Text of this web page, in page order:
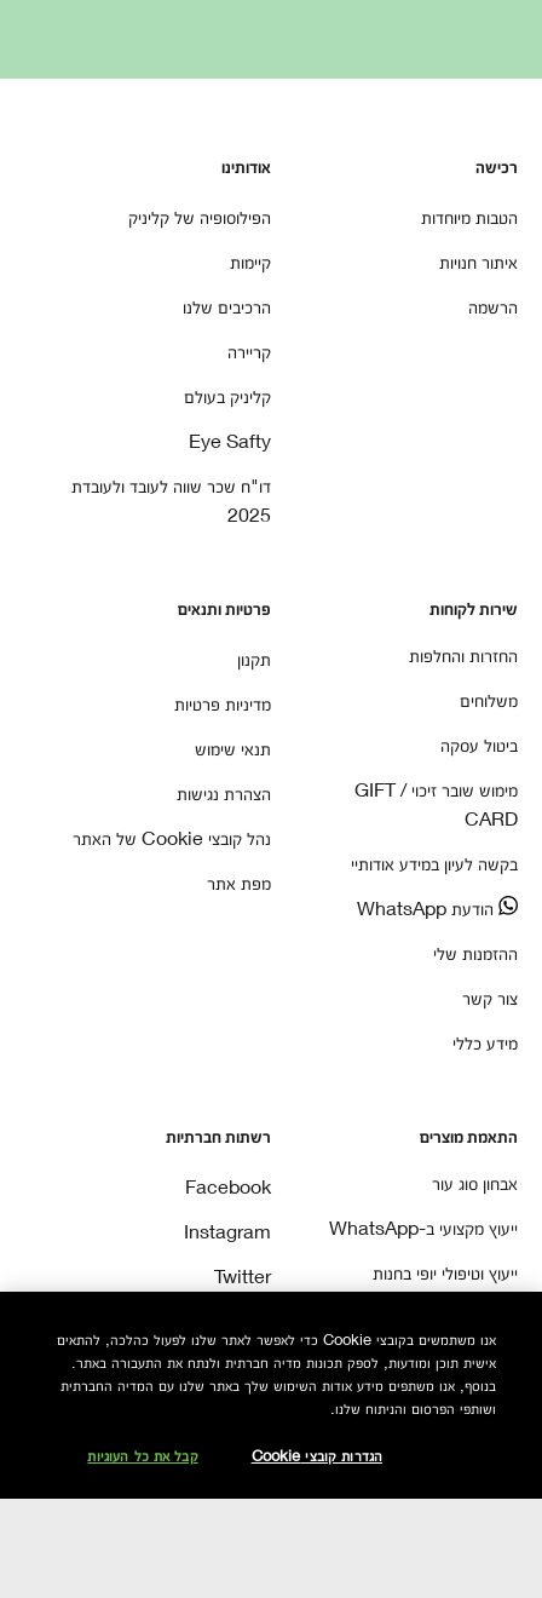
רכישה
הטבות מיוחדות
איתור חנויות
הרשמה
אודותינו
הפילוסופיה של קליניק
קיימות
הרכיבים שלנו
קריירה
קליניק בעולם
Eye Safty
דו"ח שכר שווה לעובד ולעובדת
2025
שירות לקוחות
החזרות והחלפות
משלוחים
ביטול עסקה
מימוש שובר זיכוי / GIFT
CARD
בקשה לעיון במידע אודותיי
הודעת WhatsApp
ההזמנות שלי
צור קשר
מידע כללי
פרטיות ותנאים
תקנון
מדיניות פרטיות
תנאי שימוש
הצהרת נגישות
נהל קובצי Cookie של האתר
מפת אתר
התאמת מוצרים
אבחון סוג עור
ייעוץ מקצועי ב-WhatsApp
ייעוץ וטיפולי יופי בחנות
ייעוץ והדרכה
רשתות חברתיות
Facebook
Instagram
Twitter
אנו משתמשים בקובצי Cookie כדי לאפשר לאתר שלנו לפעול כהלכה, להתאים
אישית תוכן ומודעות, לספק תכונות מדיה חברתית ולנתח את התעבורה באתר.
בנוסף, אנו משתפים מידע אודות השימוש שלך באתר שלנו עם המדיה החברתית
ושותפי הפרסום והניתוח שלנו.
הגדרות קובצי Cookie קבל את כל העוגיות